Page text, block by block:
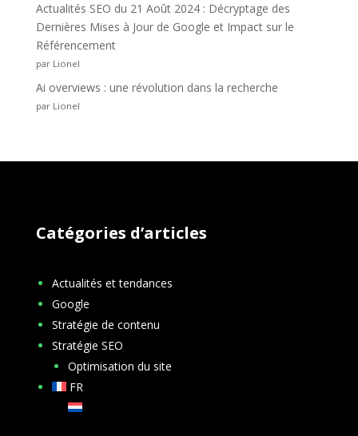
Actualités SEO du 21 Août 2024 : Décryptage des
Dernières Mises à Jour de Google et Impact sur le
Référencement
par Lionel
Ai overviews : une révolution dans la recherche
par Lionel
Catégories d’articles
Actualités et tendances
Google
Stratégie de contenu
Stratégie SEO
Optimisation du site
FR